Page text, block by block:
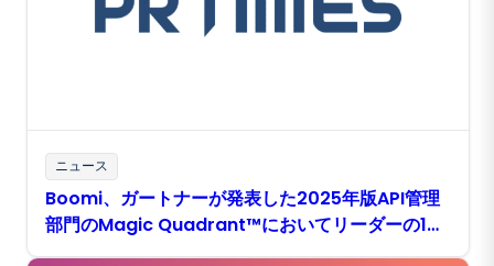
ニュース
Boomi、ガートナーが発表した2025年版API管理
部門のMagic Quadrant™においてリーダーの1社
と評価